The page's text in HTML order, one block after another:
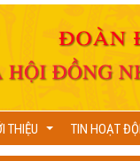
THIỆU
...
TIN HOẠT